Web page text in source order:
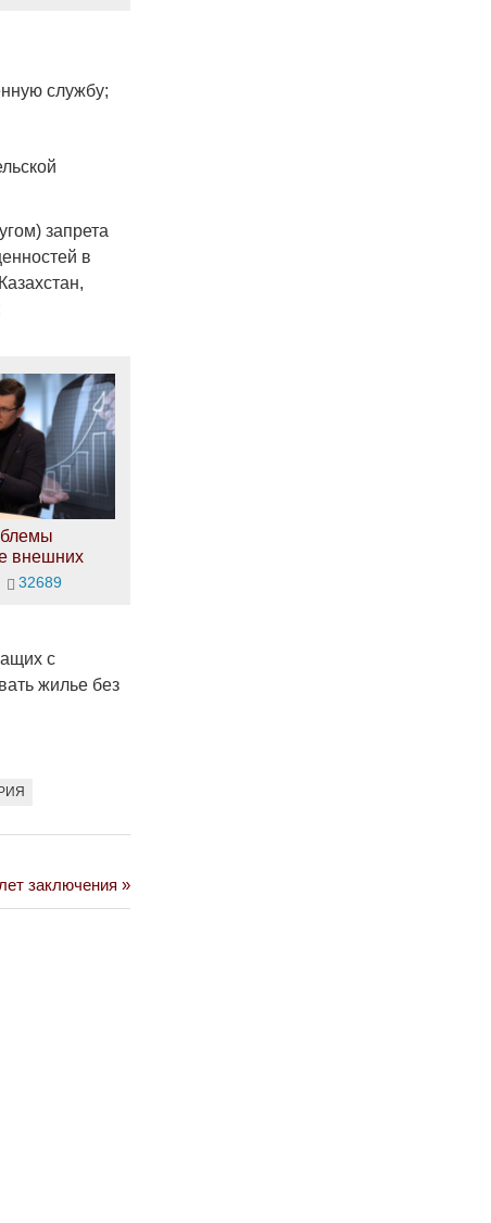
службу;
запрета
в
внешних
32689
с
жилье без
заключения